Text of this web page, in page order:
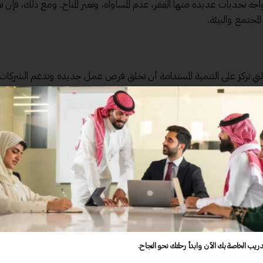
تحديات عديدة منها الفقر، عدم المساواة، وتغير المناخ. ومع ذلك، فإن
والبيئة.
تركز على التنمية المستدامة أن تخلق فرص عمل جديدة وتدعم الشركات
يمكن أن يحفز الابتكار ويساعد في خلق وظائف في قطاعات الطاقة المتجددة.
في تحسين الظروف المعيشية للناس، من خلال تقديم خدمات أساسية مثل
تقليل انبعاثات الكربون، والمحافظة على الموارد الطبيعية. مثلاً، زراعة
كبير على جودة الهواء.
التنمية المستدامة إلى قادة في السوق، حيث يفضل المستهلكون المنتجات
بدأت باستثمار كبير في الطاقة الشمسية. هذه المشاريع ليست فقط
الخاصة بك الآن وابدأ رحلتك نحو النجاح.